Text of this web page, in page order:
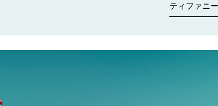
ティファニ
ゆるニーズ